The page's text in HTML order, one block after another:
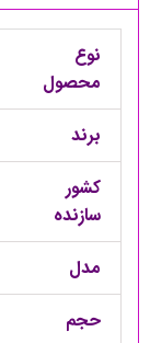
نوع
محصول
برند
کشور
سازنده
مدل
حجم